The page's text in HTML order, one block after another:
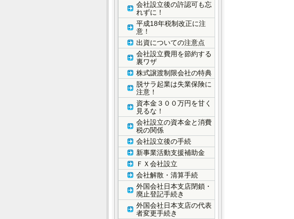
会社設立後の許認可も忘
れずに！
平成18年税制改正に注
意！
出資についての注意点
会社設立費用を節約する
裏ワザ
株式譲渡制限会社の特典
脱サラ起業は失業保険に
注意！
資本金３００万円を甘く
見るな！
会社設立の資本金と消費
税の関係
会社設立後の手続
新事業活動支援補助金
ＦＸ会社設立
会社解散・清算手続
外国会社日本支店閉鎖・
廃止登記手続き
外国会社日本支店の代表
者変更手続き